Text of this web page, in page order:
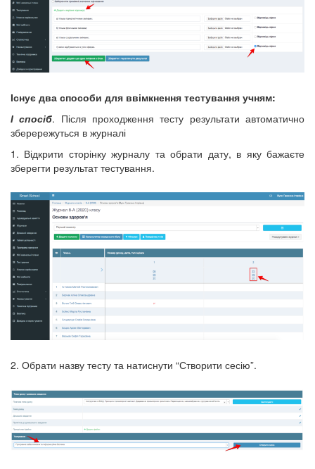
Існує два способи для ввімкнення тестування учням:
І спосіб. Після проходження тесту результати автоматично
зберережуться в журналі
1. Відкрити сторінку журналу та обрати дату, в яку бажаєте
зберегти результат тестування.
2. Обрати назву тесту та натиснути “Створити сесію”.